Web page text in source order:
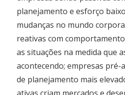
planejamento e esforço
mudanças no mundo
reativas com
as situações na medida que
acontecendo; empresas pré-
de planejamento mais